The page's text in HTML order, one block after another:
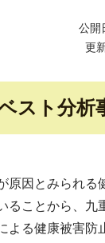
公開
更
スト分析
原因とみられる
ることから、九
よる健康被害防